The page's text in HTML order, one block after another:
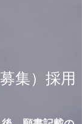
集） 採用